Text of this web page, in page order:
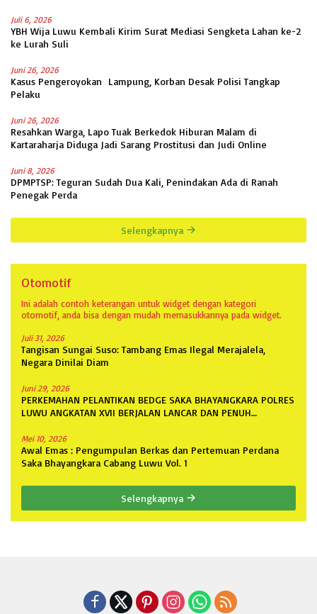
Juli 6, 2026
YBH Wija Luwu Kembali Kirim Surat Mediasi Sengketa Lahan ke-2
ke Lurah Suli
Juni 26, 2026
Kasus Pengeroyokan Lampung, Korban Desak Polisi Tangkap
Pelaku
Juni 26, 2026
Resahkan Warga, Lapo Tuak Berkedok Hiburan Malam di
Kartaraharja Diduga Jadi Sarang Prostitusi dan Judi Online
Juni 8, 2026
DPMPTSP: Teguran Sudah Dua Kali, Penindakan Ada di Ranah
Penegak Perda
Selengkapnya
Otomotif
Ini adalah contoh keterangan untuk widget dengan kategori
otomotif, anda bisa dengan mudah memasukkannya pada widget.
Juli 31, 2026
Tangisan Sungai Suso: Tambang Emas Ilegal Merajalela,
Negara Dinilai Diam
Juni 29, 2026
PERKEMAHAN PELANTIKAN BEDGE SAKA BHAYANGKARA POLRES
LUWU ANGKATAN XVII BERJALAN LANCAR DAN PENUH
Mei 10, 2026
Awal Emas : Pengumpulan Berkas dan Pertemuan Perdana
Saka Bhayangkara Cabang Luwu Vol. 1
Selengkapnya